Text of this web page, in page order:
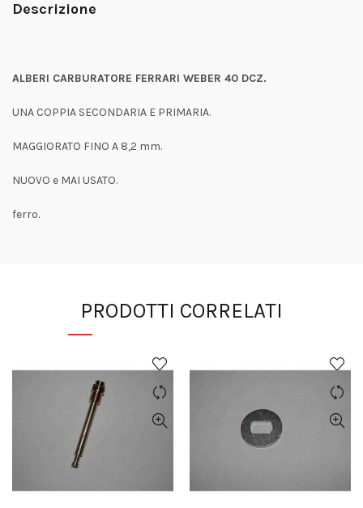
Descrizione
ALBERI CARBURATORE FERRARI WEBER 40 DCZ.
UNA COPPIA SECONDARIA E PRIMARIA.
MAGGIORATO FINO A 8,2 mm.
NUOVO e MAI USATO.
ferro.
PRODOTTI CORRELATI